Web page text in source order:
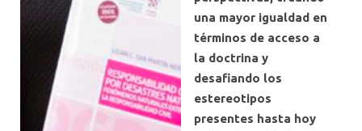
una mayor igualdad en
términos de acceso a
la doctrina y
desafiando los
estereotipos
presentes hasta hoy